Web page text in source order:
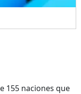
155 naciones que